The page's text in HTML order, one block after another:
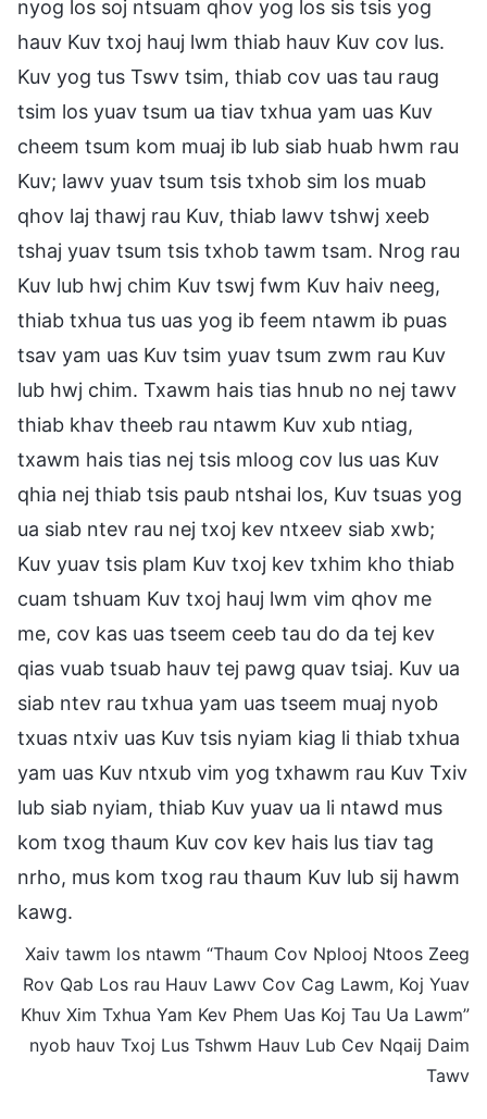
nyog los soj ntsuam qhov yog los sis tsis yog
hauv Kuv txoj hauj lwm thiab hauv Kuv cov lus.
Kuv yog tus Tswv tsim, thiab cov uas tau raug
tsim los yuav tsum ua tiav txhua yam uas Kuv
cheem tsum kom muaj ib lub siab huab hwm rau
Kuv; lawv yuav tsum tsis txhob sim los muab
qhov laj thawj rau Kuv, thiab lawv tshwj xeeb
tshaj yuav tsum tsis txhob tawm tsam. Nrog rau
Kuv lub hwj chim Kuv tswj fwm Kuv haiv neeg,
thiab txhua tus uas yog ib feem ntawm ib puas
tsav yam uas Kuv tsim yuav tsum zwm rau Kuv
lub hwj chim. Txawm hais tias hnub no nej tawv
thiab khav theeb rau ntawm Kuv xub ntiag,
txawm hais tias nej tsis mloog cov lus uas Kuv
qhia nej thiab tsis paub ntshai los, Kuv tsuas yog
ua siab ntev rau nej txoj kev ntxeev siab xwb;
Kuv yuav tsis plam Kuv txoj kev txhim kho thiab
cuam tshuam Kuv txoj hauj lwm vim qhov me
me, cov kas uas tseem ceeb tau do da tej kev
qias vuab tsuab hauv tej pawg quav tsiaj. Kuv ua
siab ntev rau txhua yam uas tseem muaj nyob
txuas ntxiv uas Kuv tsis nyiam kiag li thiab txhua
yam uas Kuv ntxub vim yog txhawm rau Kuv Txiv
lub siab nyiam, thiab Kuv yuav ua li ntawd mus
kom txog thaum Kuv cov kev hais lus tiav tag
nrho, mus kom txog rau thaum Kuv lub sij hawm
kawg.
Xaiv tawm los ntawm “Thaum Cov Nplooj Ntoos Zeeg
Rov Qab Los rau Hauv Lawv Cov Cag Lawm, Koj Yuav
Khuv Xim Txhua Yam Kev Phem Uas Koj Tau Ua Lawm”
nyob hauv Txoj Lus Tshwm Hauv Lub Cev Nqaij Daim
Tawv